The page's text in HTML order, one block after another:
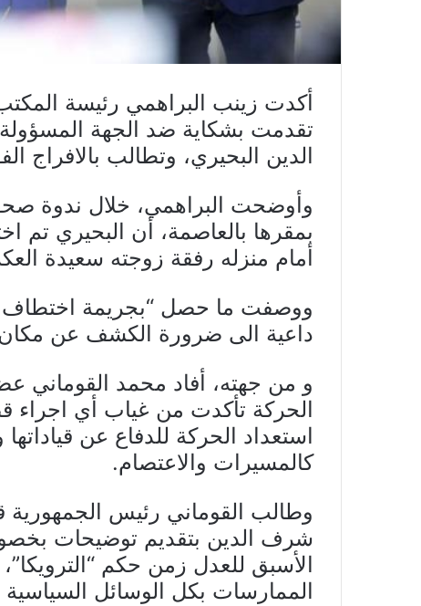
أكدت زينب البراهمي رئيسة
تقدمت بشكاية ضد الجهة
الدين البحيري، وتطالب بالافراج
وأوضحت البراهمي، خلال ندوة
بمقرها بالعاصمة، أن البحيري
أمام منزله رفقة زوجته سعيدة
ووصفت ما حصل “بجريمة اختطاف
داعية الى ضرورة الكشف عن مكان
و من جهته، أفاد محمد القوماني
الحركة تأكدت من غياب أي اجراء
استعداد الحركة للدفاع عن
كالمسيرات والاعتصام.
وطالب القوماني رئيس الجمهورية
شرف الدين بتقديم توضيحات
الأسبق للعدل زمن حكم
الممارسات بكل الوسائل السياسية